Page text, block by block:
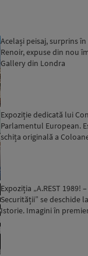
Același peisaj, surprins
Renoir, expuse din nou
Gallery din Londra
Expoziție dedicată lui
Parlamentul European.
schița originală a
Expoziția „A.REST 1989!
Securității” se deschide
Istorie. Imagini în